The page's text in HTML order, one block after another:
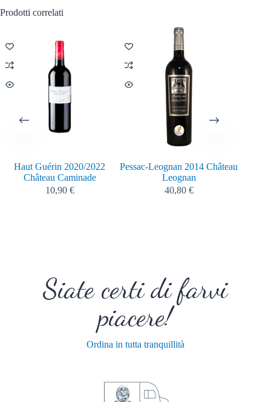
Prodotti correlati
Haut Guérin 2020/2022
Château Caminade
10,90 €
Pessac-Leognan 2014 Château
Leognan
40,80 €
Siate certi di farvi
piacere!
Ordina in tutta tranquillità